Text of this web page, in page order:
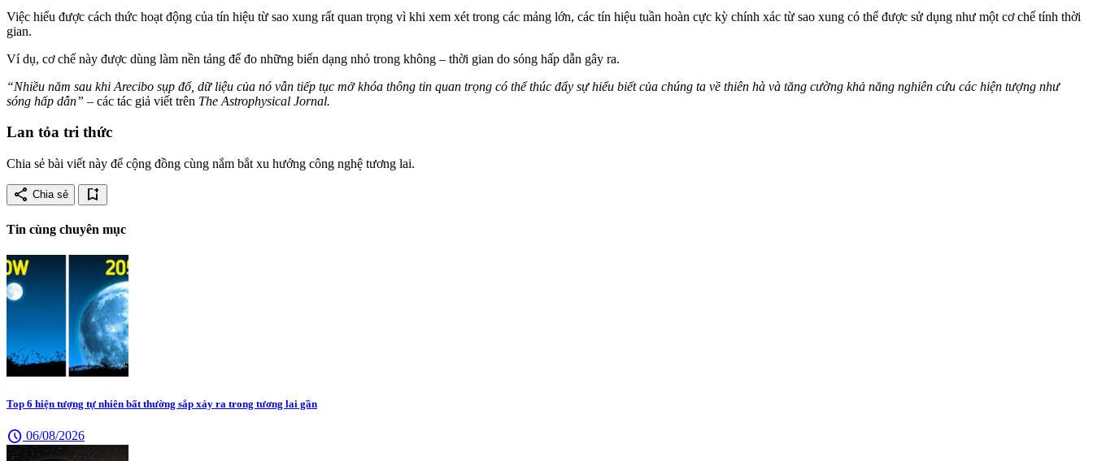
Việc hiểu được cách thức hoạt động của tín hiệu từ sao xung rất quan trọng vì khi xem xét trong các mảng lớn, các tín hiệu tuần hoàn cực kỳ chính xác từ sao xung có thể được sử dụng như một cơ chế tính thời
gian.
Ví dụ, cơ chế này được dùng làm nền tảng để đo những biến dạng nhỏ trong không – thời gian do sóng hấp dẫn gây ra.
“Nhiều năm sau khi Arecibo sụp đổ, dữ liệu của nó vẫn tiếp tục mở khóa thông tin quan trọng có thể thúc đẩy sự hiểu biết của chúng ta về thiên hà và tăng cường khả năng nghiên cứu các hiện tượng như
sóng hấp dẫn” – các tác giả viết trên The Astrophysical Jornal.
Lan tỏa tri thức
Chia sẻ bài viết này để cộng đồng cùng nắm bắt xu hướng công nghệ tương lai.
share Chia sẻ bookmark_add
Tin cùng chuyên mục
Top 6 hiện tượng tự nhiên bất thường sắp xảy ra trong tương lai gần
schedule 06/08/2026